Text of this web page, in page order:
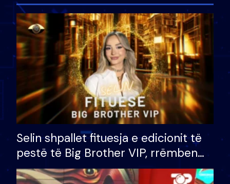
Selin shpallet fituesja e edicionit të
pestë të Big Brother VIP, rrëmben
çmimin e madh prej 100 mijë eurosh